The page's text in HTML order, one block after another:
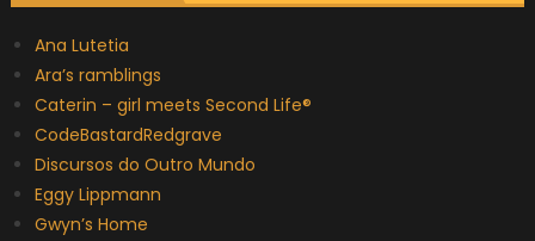
Ana Lutetia
Ara’s ramblings
Caterin – girl meets Second Life®
CodeBastardRedgrave
Discursos do Outro Mundo
Eggy Lippmann
Gwyn’s Home